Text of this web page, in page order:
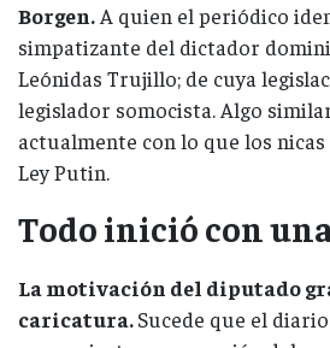
Borgen. A quien el periódico
simpatizante del dictador
Leónidas Trujillo; de cuya
legislador somocista. Algo
actualmente con lo que los
Ley Putin.
Todo inició con
La motivación del diputado
caricatura.Sucede que el